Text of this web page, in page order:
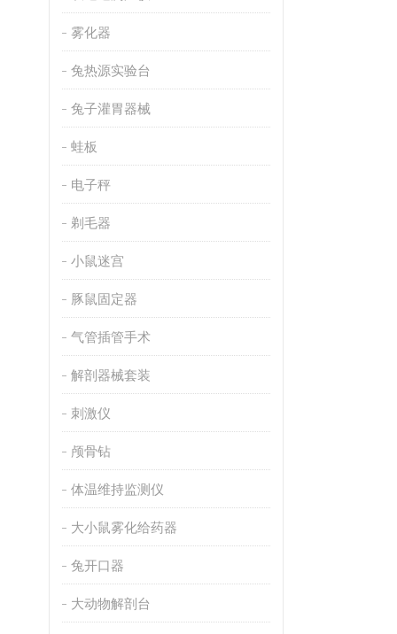
雾化器
兔热源实验台
兔子灌胃器械
蛙板
电子秤
剃毛器
小鼠迷宫
豚鼠固定器
气管插管手术
解剖器械套装
刺激仪
颅骨钻
体温维持监测仪
大小鼠雾化给药器
兔开口器
大动物解剖台